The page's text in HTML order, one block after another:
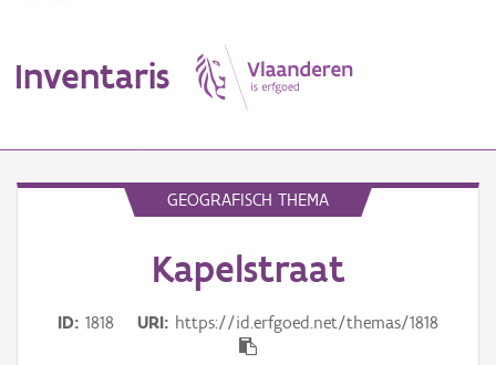
Inventaris
Aanduidingsobject
GEOGRAFISCH THEMA
Kapelstraat
ID 1818 URI https://id.erfgoed.net/themas/1818